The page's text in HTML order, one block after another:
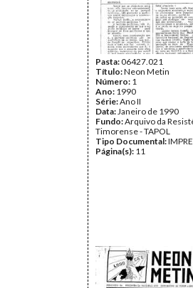
Pasta:06427.021
Título:Neon Metin
Número: 1
Ano: 1990
Série:Ano II
Data:Janeiro de 1990
Fundo:Arquivo da
Timorense - TAPOL
Tipo Documental:
Página(s): 11